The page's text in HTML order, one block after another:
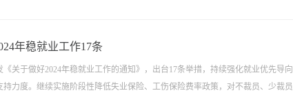
年稳就业工作17条
《关于做好2024年稳就业工作的通知》，出台17条举措，持续强化就业优先导
持力度。继续实施阶段性降低失业保险、工伤保险费率政策，对不裁员、少裁